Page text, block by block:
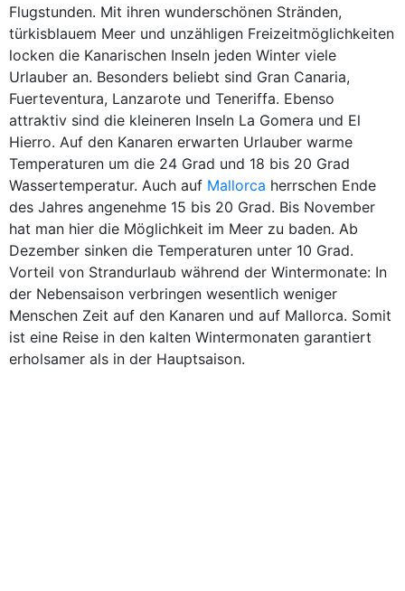
Flugstunden. Mit ihren wunderschönen Stränden,
türkisblauem Meer und unzähligen Freizeitmöglichkeiten
locken die Kanarischen Inseln jeden Winter viele
Urlauber an. Besonders beliebt sind Gran Canaria,
Fuerteventura, Lanzarote und Teneriffa. Ebenso
attraktiv sind die kleineren Inseln La Gomera und El
Hierro. Auf den Kanaren erwarten Urlauber warme
Temperaturen um die 24 Grad und 18 bis 20 Grad
Wassertemperatur. Auch auf Mallorca herrschen Ende
des Jahres angenehme 15 bis 20 Grad. Bis November
hat man hier die Möglichkeit im Meer zu baden. Ab
Dezember sinken die Temperaturen unter 10 Grad.
Vorteil von Strandurlaub während der Wintermonate: In
der Nebensaison verbringen wesentlich weniger
Menschen Zeit auf den Kanaren und auf Mallorca. Somit
ist eine Reise in den kalten Wintermonaten garantiert
erholsamer als in der Hauptsaison.